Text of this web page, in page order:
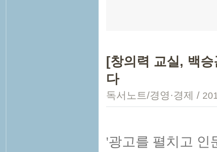
[창의력 교실, 백
다
독서노트/경영·경제 /
'광고를 펼치고 인